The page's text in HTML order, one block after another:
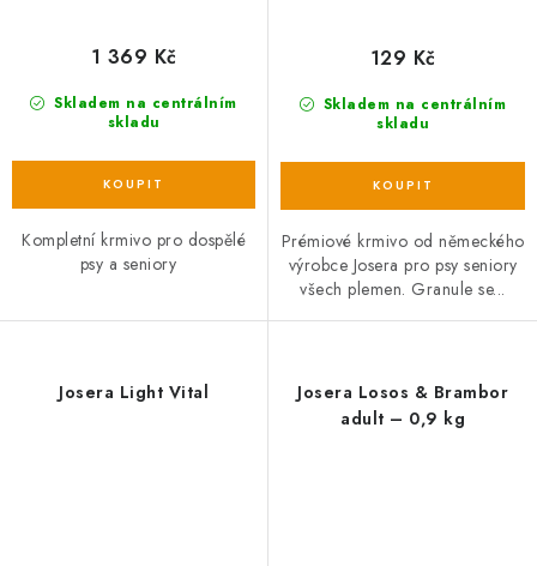
Skladem na centrálním
skladu
1 369 Kč
Kompletní krmivo pro dospělé
psy a seniory
Skladem na centrálním
skladu
129 Kč
Prémiové krmivo od německého
výrobce Josera pro psy seniory
všech plemen. Granule se...
Josera Light Vital
Josera Losos & Brambor
adult – 0,9 kg